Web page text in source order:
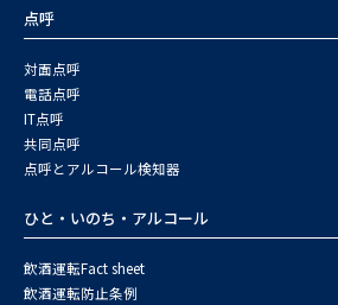
点呼
対面点呼
電話点呼
IT点呼
共同点呼
点呼とアルコール検知器
ひと・いのち・アルコール
飲酒運転Fact sheet
飲酒運転防止条例